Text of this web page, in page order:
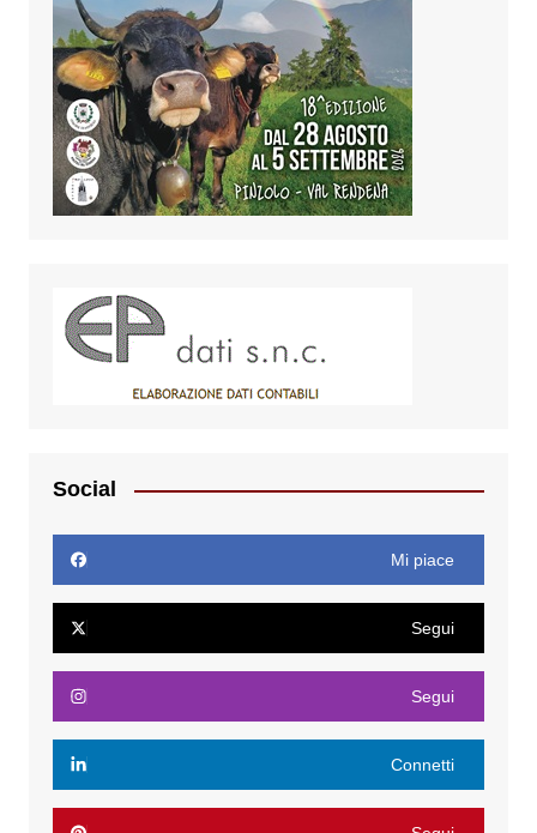
Social
Mi piace
Segui
Segui
Connetti